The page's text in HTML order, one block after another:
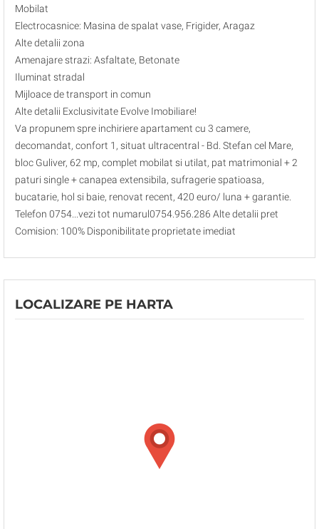
Mobilat
Electrocasnice: Masina de spalat vase, Frigider, Aragaz
Alte detalii zona
Amenajare strazi: Asfaltate, Betonate
Iluminat stradal
Mijloace de transport in comun
Alte detalii Exclusivitate Evolve Imobiliare!
Va propunem spre inchiriere apartament cu 3 camere,
decomandat, confort 1, situat ultracentral - Bd. Stefan cel Mare,
bloc Guliver, 62 mp, complet mobilat si utilat, pat matrimonial + 2
paturi single + canapea extensibila, sufragerie spatioasa,
bucatarie, hol si baie, renovat recent, 420 euro/ luna + garantie.
Telefon 0754...vezi tot numarul0754.956.286 Alte detalii pret
Comision: 100% Disponibilitate proprietate imediat
LOCALIZARE PE HARTA